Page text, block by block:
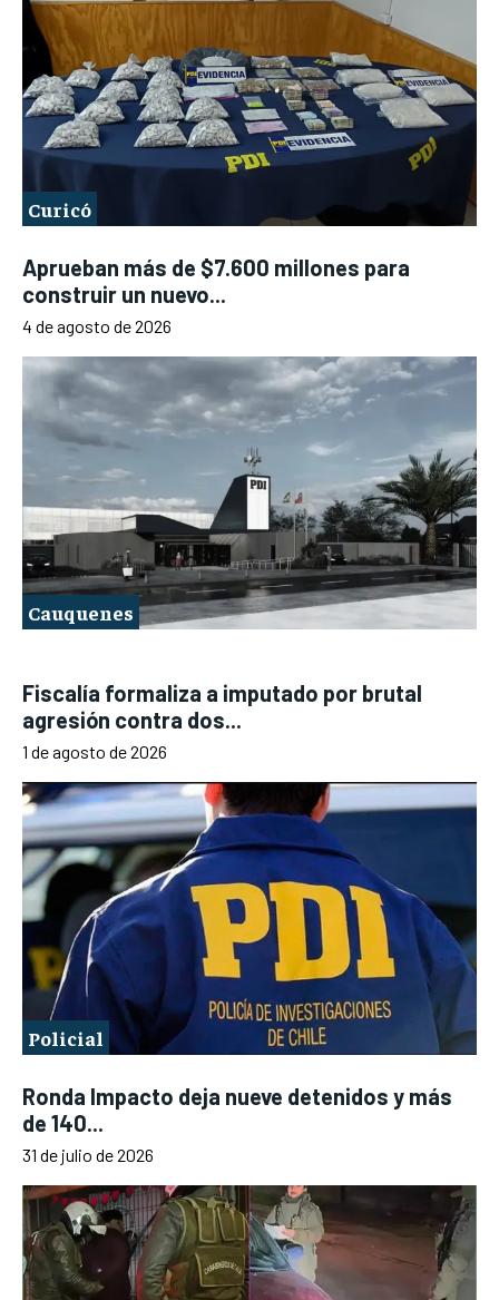
Curicó
Aprueban más de $7.600 millones para
construir un nuevo...
4 de agosto de 2026
Cauquenes
Fiscalía formaliza a imputado por brutal
agresión contra dos...
1 de agosto de 2026
Policial
Ronda Impacto deja nueve detenidos y más
de 140...
31 de julio de 2026